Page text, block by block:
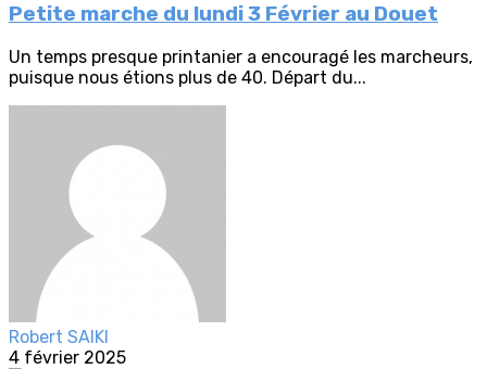
Petite marche du lundi 3 Février au Douet
Un temps presque printanier a encouragé les marcheurs,
puisque nous étions plus de 40. Départ du...
Robert SAIKI
4 février 2025